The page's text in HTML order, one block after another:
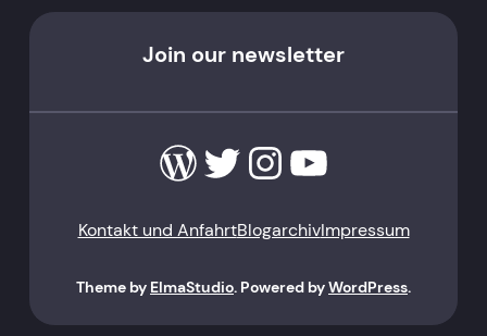
Join our newsletter
WordPress
TwitterInstagram
YouTube
Kontakt und AnfahrtBlogarchivImpressum
Theme by ElmaStudio. Powered byWordPress.